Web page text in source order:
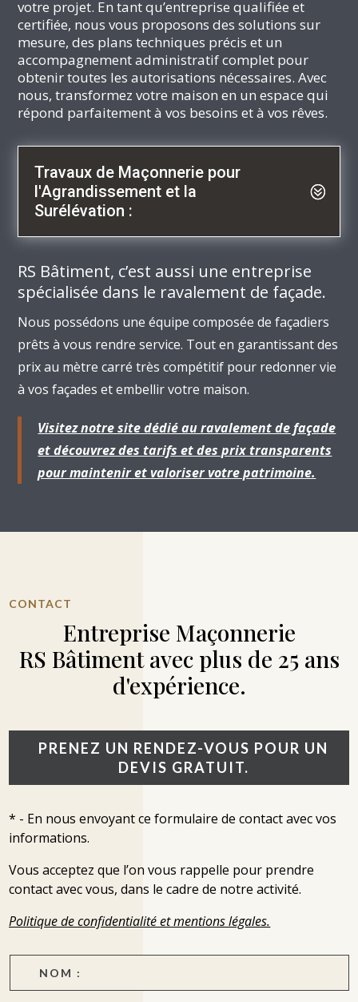
votre projet. En tant qu’entreprise qualifiée et
certifiée, nous vous proposons des solutions sur
mesure, des plans techniques précis et un
accompagnement administratif complet pour
obtenir toutes les autorisations nécessaires. Avec
nous, transformez votre maison en un espace qui
répond parfaitement à vos besoins et à vos rêves.
Travaux de Maçonnerie pour
l'Agrandissement et la
Surélévation :
RS Bâtiment, c’est aussi une entreprise
spécialisée dans le ravalement de façade.
Nous possédons une équipe composée de façadiers
prêts à vous rendre service. Tout en garantissant des
prix au mètre carré très compétitif pour redonner vie
à vos façades et embellir votre maison.
Visitez notre site dédié au ravalement de façade
et découvrez des tarifs et des prix transparents
pour maintenir et valoriser votre patrimoine.
CONTACT
Entreprise Maçonnerie
RS Bâtiment avec plus de 25 ans
d'expérience.
PRENEZ UN RENDEZ-VOUS POUR UN
DEVIS GRATUIT.
* - En nous envoyant ce formulaire de contact avec vos
informations.
Vous acceptez que l’on vous rappelle pour prendre
contact avec vous, dans le cadre de notre activité.
Politique de confidentialité et mentions légales.